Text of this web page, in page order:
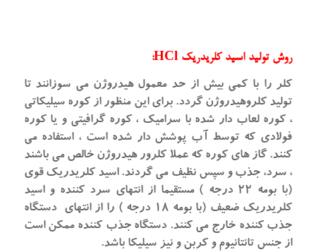
روش تولید اسید کلریدریک HCl:
کلر را با کمی بیش از حد معمول هیدروژن می سوزانند تا
تولید کلروهیدروژن گردد. برای این منظور از کوره سیلیکاتی
، کوره لعاب دار شده با سرامیک ، کوره گرافیتی و یا کوره
فولادی که توسط آب پوشش دار شده است ، استفاده می
کنند. گاز های کوره که عملا کلرور هیدروژن خالص می باشند
، سرد، جذب و سپس نظیف می گردند. اسید کلریدریک قوی
(با بومه ۲۲ درجه ) مستقیما از انتهای سرد کننده و اسید
کلریدریک ضعیف (با بومه ۱۸ درجه ) را از انتهای دستگاه
جذب کننده خارج می کنند. دستگاه جذب کننده ممکن است
از جنس تانتانیوم و کربن و نیز سیلیکا باشد.